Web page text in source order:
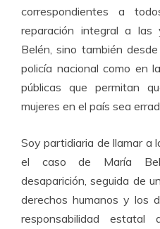
correspondientes a
reparación integral a
Belén, sino también
policía nacional como en
públicas que permitan
mujeres en el país sea
Soy partidiaria de llamar a
el caso de María
desaparición, seguida de
derechos humanos y los
responsabilidad